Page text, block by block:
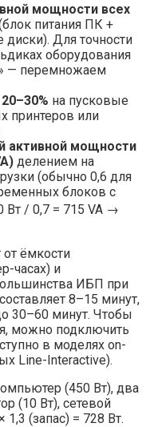
мощности всех
питания ПК +
Для точности
оборудования
— перемножаем
на пусковые
принтеров или
активной мощности
делением на
(обычно 0,6 для
блоков с
Вт / 0,7 = 715 VA →
от ёмкости
часах) и
ИБП при
8–15 минут,
30–60 минут. Чтобы
можно подключить
в моделях on-
Line-Interactive).
(450 Вт), два
(10 Вт), сетевой
1,3 (запас) = 728 Вт.